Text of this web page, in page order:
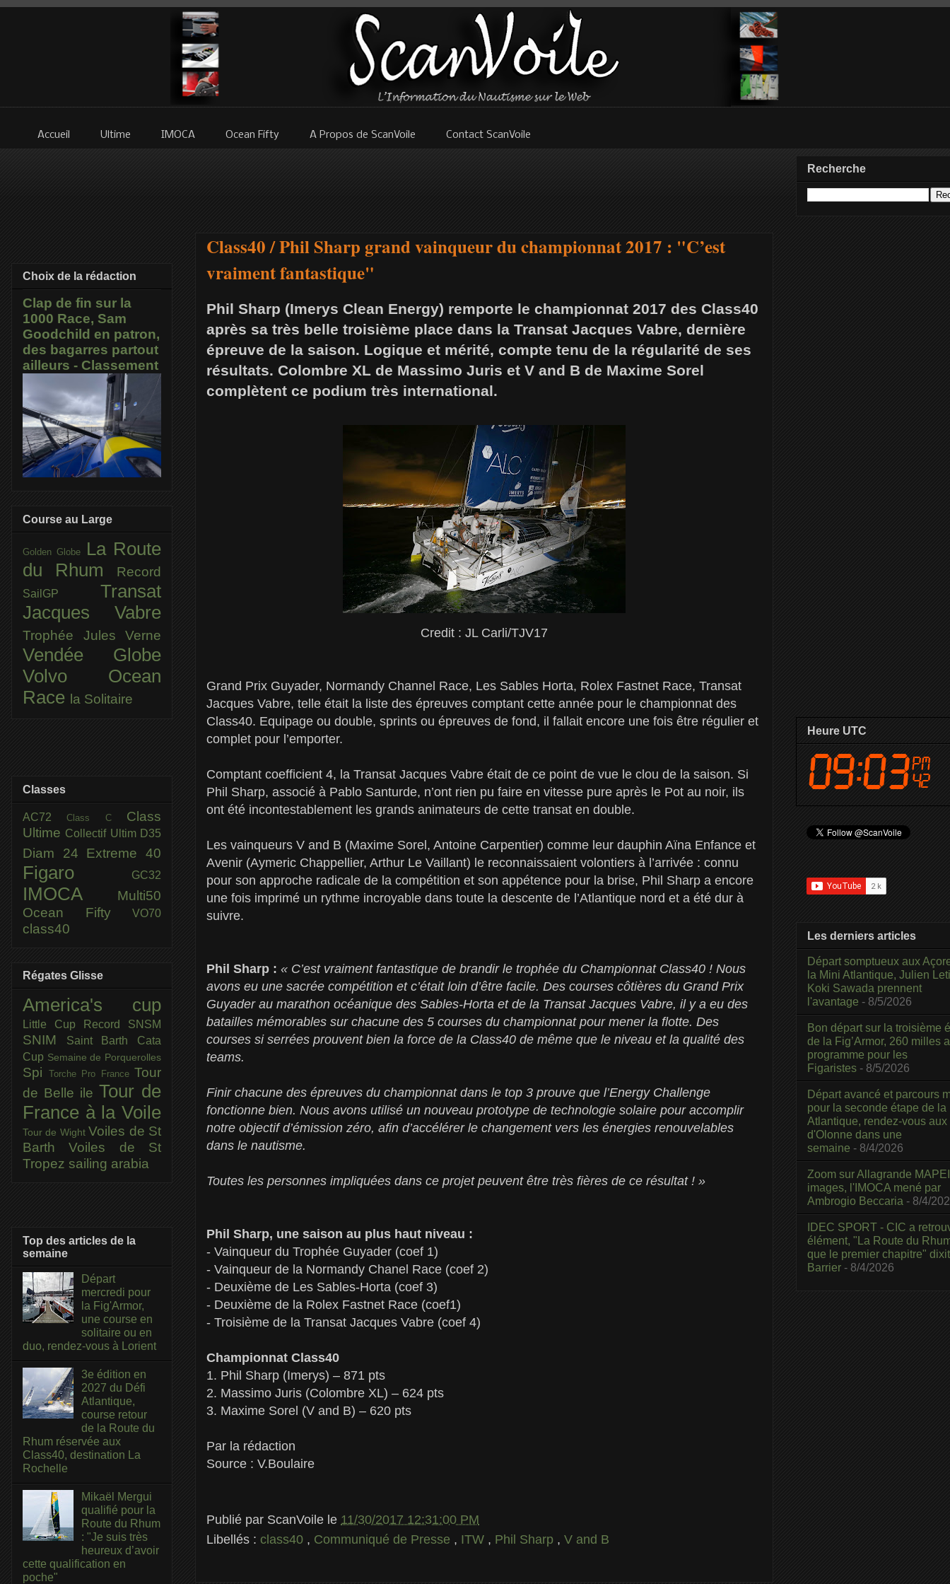
Accueil Ultime IMOCA Ocean Fifty A Propos de ScanVoile Contact ScanVoile
Class40 / Phil Sharp grand vainqueur du championnat 2017 : "C’est
vraiment fantastique"
Phil Sharp (Imerys Clean Energy) remporte le championnat 2017 des Class40
après sa très belle troisième place dans la Transat Jacques Vabre, dernière
épreuve de la saison. Logique et mérité, compte tenu de la régularité de ses
résultats. Colombre XL de Massimo Juris et V and B de Maxime Sorel
complètent ce podium très international.
Credit : JL Carli/TJV17
Grand Prix Guyader, Normandy Channel Race, Les Sables Horta, Rolex Fastnet Race, Transat
Jacques Vabre, telle était la liste des épreuves comptant cette année pour le championnat des
Class40. Equipage ou double, sprints ou épreuves de fond, il fallait encore une fois être régulier et
complet pour l’emporter.
Comptant coefficient 4, la Transat Jacques Vabre était de ce point de vue le clou de la saison. Si
Phil Sharp, associé à Pablo Santurde, n’ont rien pu faire en vitesse pure après le Pot au noir, ils
ont été incontestablement les grands animateurs de cette transat en double.
Les vainqueurs V and B (Maxime Sorel, Antoine Carpentier) comme leur dauphin Aïna Enfance et
Avenir (Aymeric Chappellier, Arthur Le Vaillant) le reconnaissaient volontiers à l’arrivée : connu
pour son approche radicale de la compétition et son appétence pour la brise, Phil Sharp a encore
une fois imprimé un rythme incroyable dans toute la descente de l’Atlantique nord et a été dur à
suivre.
Phil Sharp : « C’est vraiment fantastique de brandir le trophée du Championnat Class40 ! Nous
avons eu une sacrée compétition et c’était loin d’être facile. Des courses côtières du Grand Prix
Guyader au marathon océanique des Sables-Horta et de la Transat Jacques Vabre, il y a eu des
batailles mémorables sur chacune des 5 courses du championnat pour mener la flotte. Des
courses si serrées prouvent bien la force de la Class40 de même que le niveau et la qualité des
teams.
Finir chacune des épreuves du championnat dans le top 3 prouve que l’Energy Challenge
fonctionne bien. Nous avons utilisé un nouveau prototype de technologie solaire pour accomplir
notre objectif d’émission zéro, afin d’accélérer le changement vers les énergies renouvelables
dans le nautisme.
Toutes les personnes impliquées dans ce projet peuvent être très fières de ce résultat ! »
Phil Sharp, une saison au plus haut niveau :
- Vainqueur du Trophée Guyader (coef 1)
- Vainqueur de la Normandy Chanel Race (coef 2)
- Deuxième de Les Sables-Horta (coef 3)
- Deuxième de la Rolex Fastnet Race (coef1)
- Troisième de la Transat Jacques Vabre (coef 4)
Championnat Class40
1. Phil Sharp (Imerys) – 871 pts
2. Massimo Juris (Colombre XL) – 624 pts
3. Maxime Sorel (V and B) – 620 pts
Par la rédaction
Source : V.Boulaire
Publié par ScanVoile le 11/30/2017 12:31:00 PM
Libellés : class40 , Communiqué de Presse , ITW , Phil Sharp , V and B
Choix de la rédaction
Clap de fin sur la
1000 Race, Sam
Goodchild en patron,
des bagarres partout
ailleurs - Classement
Course au Large
Golden Globe
La Route
du Rhum
Record
SailGP Transat
Jacques Vabre
Trophée Jules Verne
Vendée Globe
Volvo Ocean
Race la Solitaire
Classes
AC72Class C Class
Ultime Collectif Ultim D35
Diam 24 Extreme 40
Figaro GC32
IMOCA
Multi50
Ocean Fifty
VO70
class40
Régates Glisse
America's cup
Little Cup Record SNSM
SNIM
Saint Barth Cata
Cup Semaine de Porquerolles
Spi Torche Pro France Tour
de Belle ile Tour de
France à la Voile
Tour de Wight Voiles de St
BarthVoiles de St
Tropez sailing arabia
Top des articles de la
semaine
Départ
mercredi pour
la Fig'Armor,
une course en
solitaire ou en
duo, rendez-vous à Lorient
3e édition en
2027 du Défi
Atlantique,
course retour
de la Route du
Rhum réservée aux
Class40, destination La
Rochelle
Mikaël Mergui
qualifié pour la
Route du Rhum
: "Je suis très
heureux d’avoir
cette qualification en
poche"
Recherche
Heure UTC
Les derniers articles
Départ somptueux aux
la Mini Atlantique, Julien
Koki Sawada prennent
l'avantage - 8/5/2026
Bon départ sur la troisième
de la Fig’Armor, 260 milles
programme pour les
Figaristes - 8/5/2026
Départ avancé et parcours
pour la seconde étape de la
Atlantique, rendez-vous
d'Olonne dans une
semaine - 8/4/2026
Zoom sur Allagrande
images, l'IMOCA mené par
Ambrogio Beccaria - 8/4/
IDEC SPORT - CIC a
élément, "La Route du
que le premier chapitre"
Barrier - 8/4/2026